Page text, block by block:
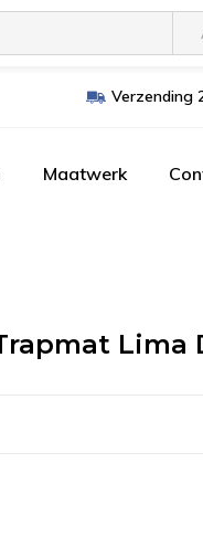
Verzending
Maatwerk
Lima